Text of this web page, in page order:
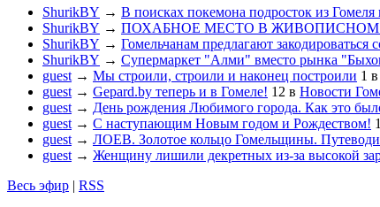
ShurikBY → В поисках покемона подросток из Гомеля
ShurikBY → ПОХАБНОЕ МЕСТО В
ShurikBY → Гомельчанам предлагают закодироваться
ShurikBY → Супермаркет "Алми" вместо рынка
guest → Мы строили, строили и наконец построили 1 в
guest → Gepard.by теперь и в Гомеле! 12 в Новости
guest → День рождения Любимого города. Как это
guest → С наступающим Новым годом и Рождеством! 1
guest → ЛОЕВ. Золотое кольцо Гомельщины.
guest → Женщину лишили декретных из-за высокой
Весь эфир | RSS